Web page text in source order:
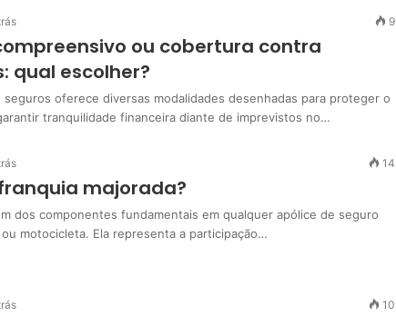
9
ou cobertura contra
qual escolher?
seguros oferece diversas modalidades desenhadas para proteger o
tranquilidade financeira diante de imprevistos no…
14
majorada?
dos componentes fundamentais em qualquer apólice de seguro
motocicleta. Ela representa a participação…
10